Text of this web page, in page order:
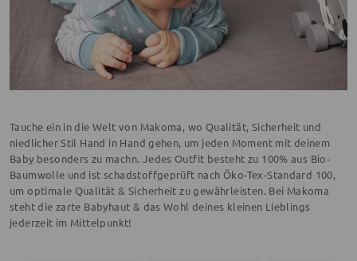
Tauche ein in die Welt von Makoma, wo Qualität, Sicherheit und
niedlicher Stil Hand in Hand gehen, um jeden Moment mit deinem
Baby besonders zu machn. Jedes Outfit besteht zu 100% aus Bio-
Baumwolle und ist schadstoffgeprüft nach Öko-Tex-Standard 100,
um optimale Qualität & Sicherheit zu gewährleisten. Bei Makoma
steht die zarte Babyhaut & das Wohl deines kleinen Lieblings
jederzeit im Mittelpunkt!